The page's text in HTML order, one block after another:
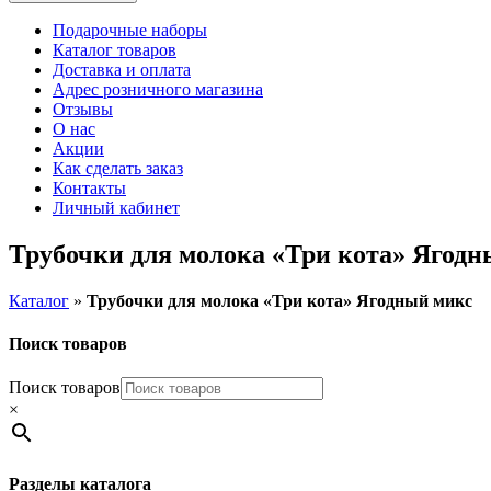
Подарочные наборы
Каталог товаров
Доставка и оплата
Адрес розничного магазина
Отзывы
О нас
Акции
Как сделать заказ
Контакты
Личный кабинет
Трубочки для молока «Три кота»
Каталог » Трубочки для молока «Три кота» Ягодный микс
Поиск товаров
Поиск товаров
×
Разделы каталога